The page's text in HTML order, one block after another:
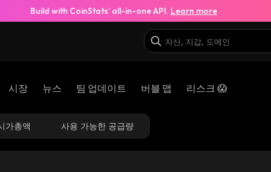
Build with CoinStats’ all-in-one API. Learn more
시장 뉴스 팀 업데이트 버블 맵 리스크 😱
가총액 사용 가능한 공급량